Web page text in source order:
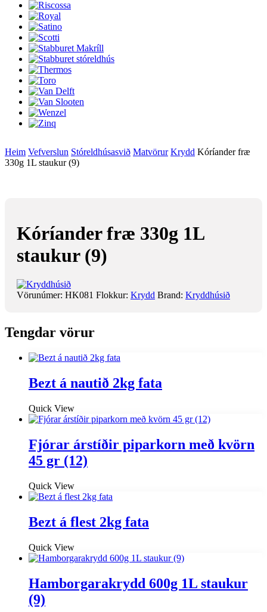
Heim Vefverslun Stóreldhúsasvið Matvörur Krydd Kóríander fræ
330g 1L staukur (9)
Kóríander fræ 330g 1L
staukur (9)
Vörunúmer: HK081 Flokkur: Krydd Brand: Kryddhúsið
Tengdar vörur
Bezt á nautið 2kg fata
Quick View
Fjórar árstíðir piparkorn með kvörn
45 gr (12)
Quick View
Bezt á flest 2kg fata
Quick View
Hamborgarakrydd 600g 1L staukur
(9)